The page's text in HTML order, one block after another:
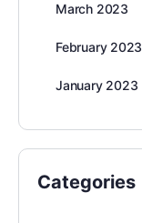
March 2023
February 2023
January 2023
Categories